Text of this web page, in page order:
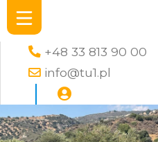
+48 33 813 90 00
info@tu1.pl